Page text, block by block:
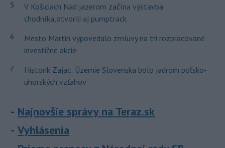
5
V Košiciach Nad jazerom začína výstavba
chodníka,otvorili aj pumptrack
6
Mesto Martin vypovedalo zmluvy na tri rozpracované
investičné akcie
7
Historik Zajac: Územie Slovenska bolo jadrom poľsko-
uhorských vzťahov
Najnovšie správy na Teraz.sk
Vyhlásenia